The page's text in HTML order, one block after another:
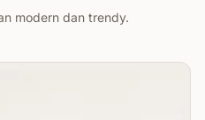
modern dan trendy.